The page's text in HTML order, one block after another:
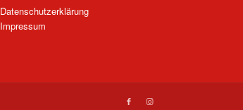
Datenschutzerklärung
Impressum